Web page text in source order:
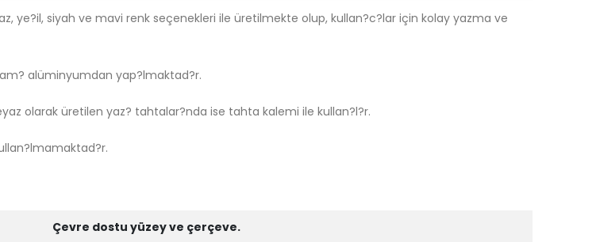
ye?il, siyah ve mavi renk seçenekleri ile üretilmekte olup, kullan?c?lar için kolay yazma ve
alüminyumdan yap?lmaktad?r.
olarak üretilen yaz? tahtalar?nda ise tahta kalemi ile kullan?l?r.
Çevre dostu yüzey ve çerçeve.